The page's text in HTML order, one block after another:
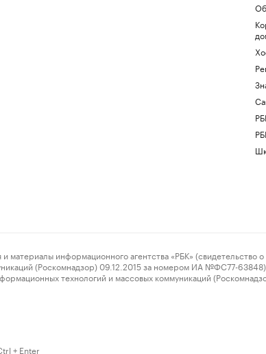
информационного агентства «РБК» (свидетельство о
(Роскомнадзор) 09.12.2015 за номером ИА №ФС77-63848)
технологий и массовых коммуникаций
+ Enter